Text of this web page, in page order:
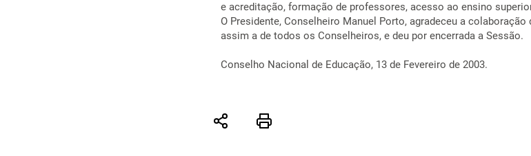
e acreditação, formação de professores, acesso ao ensino
O Presidente, Conselheiro Manuel Porto, agradeceu a
assim a de todos os Conselheiros, e deu por encerrada a Sessão.
Conselho Nacional de Educação, 13 de Fevereiro de 2003.